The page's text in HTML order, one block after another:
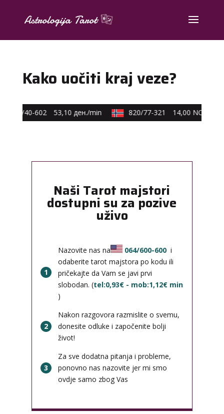
Kako uočiti kraj veze?
0590/40-602 53,10 ден./min 820/77-321 14,00 NOK/min
Naši Tarot majstori
dostupni su za pozive
uživo
1
Nazovite nas na 064/600-600 i
odaberite tarot majstora po kodu ili
pričekajte da Vam se javi prvi
slobodan. (tel:0,93€ - mob:1,12€ min
)
2
Nakon razgovora razmislite o svemu,
donesite odluke i započenite bolji
život!
3
Za sve dodatna pitanja i probleme,
ponovno nas nazovite jer mi smo
ovdje samo zbog Vas